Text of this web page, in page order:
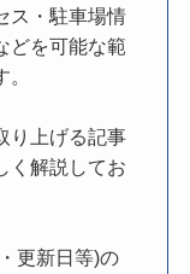
ス・駐車場情
どを可能な範
り上げる記事
く解説してお
更新日等)の